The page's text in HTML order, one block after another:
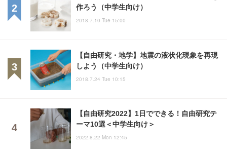
作ろう（中学生向け）
2018.7.10 Tue 15:00
【自由研究・地学】地震の液状化現象を再現
しよう（中学生向け）
2018.7.24 Tue 10:15
【自由研究2022】1日でできる！自由研究テ
ーマ10選＜中学生向け＞
2022.8.22 Mon 12:45